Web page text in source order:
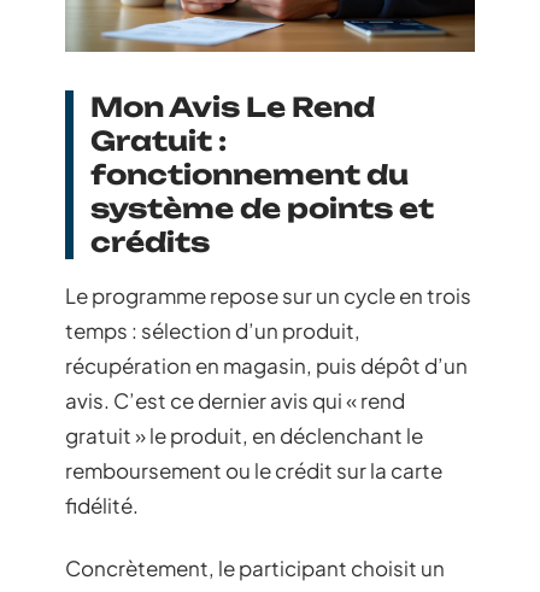
Mon Avis Le Rend
Gratuit :
fonctionnement du
système de points et
crédits
Le programme repose sur un cycle en trois
temps : sélection d’un produit,
récupération en magasin, puis dépôt d’un
avis. C’est ce dernier avis qui « rend
gratuit » le produit, en déclenchant le
remboursement ou le crédit sur la carte
fidélité.
Concrètement, le participant choisit un